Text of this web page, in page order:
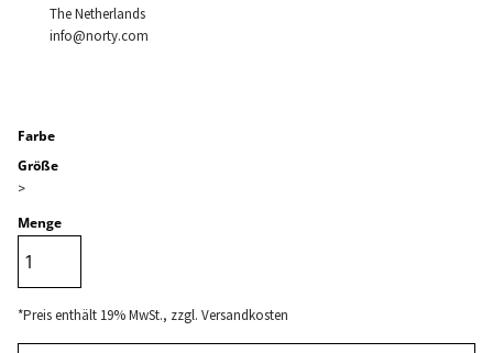
The Netherlands
info@norty.com
Farbe
Größe
>
Menge
*Preis enthält 19% MwSt., zzgl. Versandkosten